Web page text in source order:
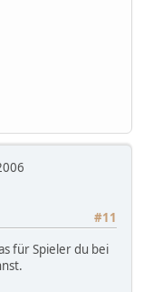
#11
für Spieler du bei